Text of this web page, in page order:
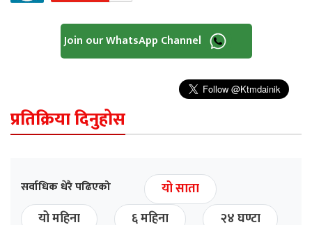
Join our WhatsApp Channel
प्रतिक्रिया दिनुहोस
सर्वाधिक धेरै पढिएको
यो साता
यो महिना
६ महिना २४ घण्टा